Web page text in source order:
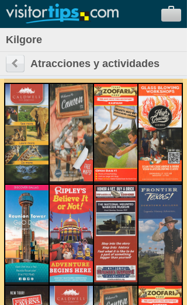
Kilgore
Atracciones y actividades